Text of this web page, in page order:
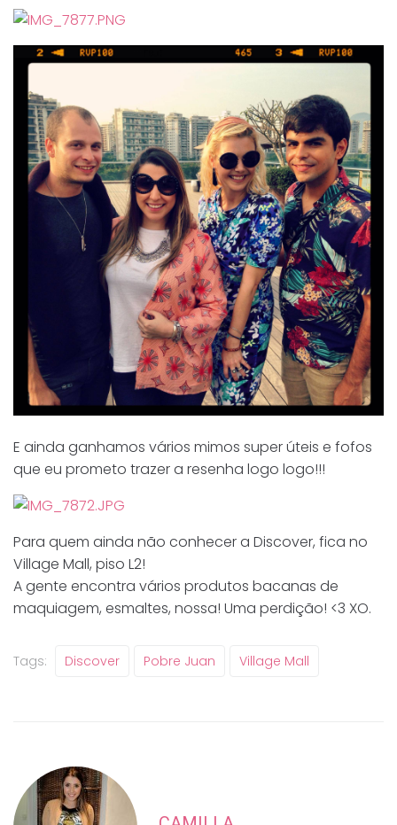
E ainda ganhamos vários mimos super úteis e fofos
que eu prometo trazer a resenha logo logo!!!
Para quem ainda não conhecer a Discover, fica no
Village Mall, piso L2!
A gente encontra vários produtos bacanas de
maquiagem, esmaltes, nossa! Uma perdição! <3 XO.
Tags: Discover Pobre Juan Village Mall